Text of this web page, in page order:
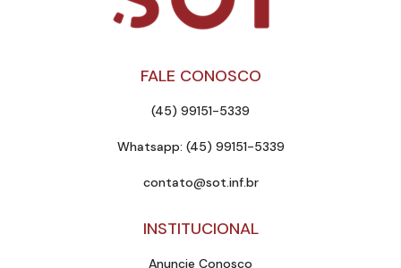
FALE CONOSCO
(45) 99151-5339
Whatsapp: (45) 99151-5339
contato@sot.inf.br
INSTITUCIONAL
Anuncie Conosco